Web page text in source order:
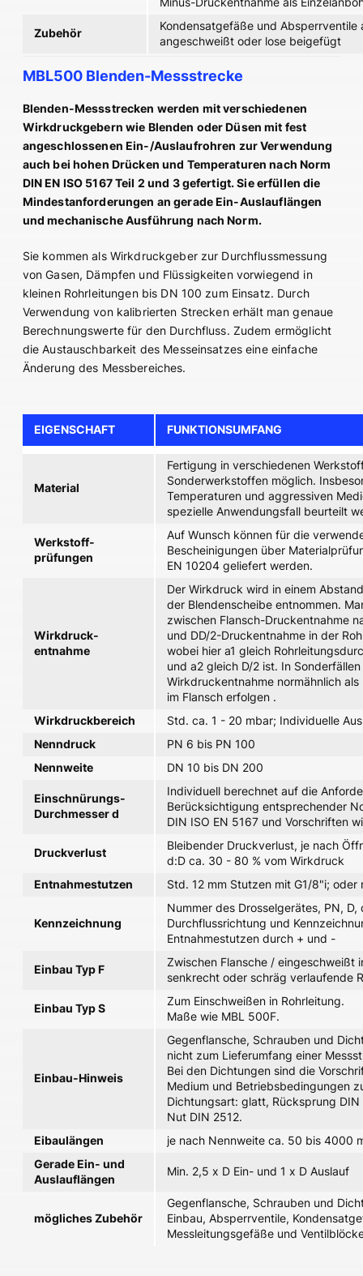
Zubehör
Kondensatgefäße und Absperrventile
angeschweißt oder lose beigefügt
MBL500 Blenden-Messstrecke
Blenden-Messstrecken werden mit verschiedenen
Wirkdruckgebern wie Blenden oder Düsen mit fest
angeschlossenen Ein-/Auslaufrohren zur Verwendung
auch bei hohen Drücken und Temperaturen nach Norm
DIN EN ISO 5167 Teil 2 und 3 gefertigt. Sie erfüllen die
Mindestanforderungen an gerade Ein-Auslauflängen
und mechanische Ausführung nach Norm.
Sie kommen als Wirkdruckgeber zur Durchflussmessung
von Gasen, Dämpfen und Flüssigkeiten vorwiegend in
kleinen Rohrleitungen bis DN 100 zum Einsatz. Durch
Verwendung von kalibrierten Strecken erhält man genaue
Berechnungswerte für den Durchfluss. Zudem ermöglicht
die Austauschbarkeit des Messeinsatzes eine einfache
Änderung des Messbereiches.
EIGENSCHAFT FUNKTIONSUMFANG
Material
Fertigung in verschiedenen
Sonderwerkstoffen möglich.
Temperaturen und aggressiven
spezielle Anwendungsfall beurteilt
Werkstoff-
prüfungen
Auf Wunsch können für die
Bescheinigungen über
EN 10204 geliefert werden.
Wirkdruck-
entnahme
Der Wirkdruck wird in einem
der Blendenscheibe entnommen.
zwischen Flansch-Druckentnahme
und DD/2-Druckentnahme in der
wobei hier a1 gleich
und a2 gleich D/2 ist. In
Wirkdruckentnahme normähnlich als
im Flansch erfolgen .
Wirkdruckbereich
Std. ca. 1 - 20 mbar; Individuelle
Nenndruck
PN 6 bis PN 100
Nennweite
DN 10 bis DN 200
Einschnürungs-
Durchmesser d
Individuell berechnet auf die
Berücksichtigung entsprechender
DIN ISO EN 5167 und Vorschriften
Druckverlust
Bleibender Druckverlust, je nach
d:D ca. 30 - 80 % vom Wirkdruck
Entnahmestutzen
Std. 12 mm Stutzen mit G1/8"i; oder
Kennzeichnung
Nummer des Drosselgerätes, PN, D,
Durchflussrichtung und
Entnahmestutzen durch + und -
Einbau Typ F
Zwischen Flansche / eingeschweißt
senkrecht oder schräg verlaufende
Einbau Typ S
Zum Einschweißen in Rohrleitung.
Maße wie MBL 500F.
Einbau-Hinweis
Gegenflansche, Schrauben und
nicht zum Lieferumfang einer
Bei den Dichtungen sind die
Medium und Betriebsbedingungen
Dichtungsart: glatt, Rücksprung DIN
Nut DIN 2512.
Eibaulängen
je nach Nennweite ca. 50 bis 4000
Gerade Ein- und
Auslauflängen
Min. 2,5 x D Ein- und 1 x D Auslauf
mögliches Zubehör
Gegenflansche, Schrauben und
Einbau, Absperrventile,
Messleitungsgefäße und